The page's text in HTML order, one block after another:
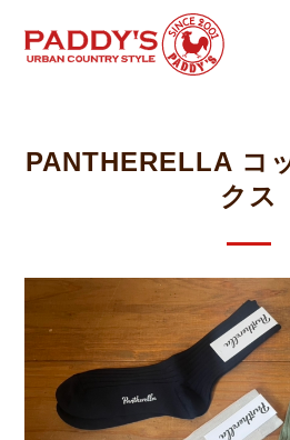
PANTHERELLA コ
クス